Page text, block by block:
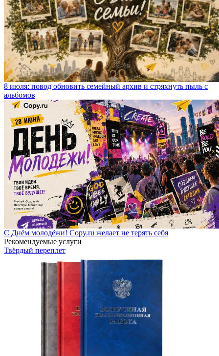
8 июля: повод обновить семейный архив и стряхнуть пыль с
альбомов
С Днём молодёжи! Copy.ru желает не терять себя
Рекомендуемые услуги
Твёрдый переплет